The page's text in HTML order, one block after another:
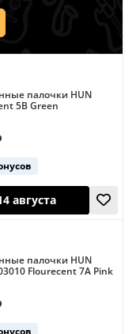
палочки HUN
5B Green
палочки HUN
Flourecent 7A Pink